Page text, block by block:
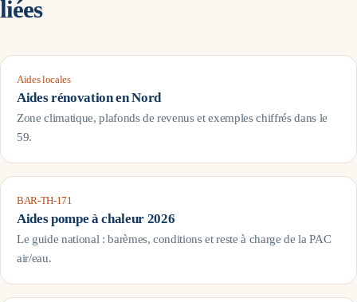
liées
Aides locales
Aides rénovation enNord
Zone climatique, plafonds de revenus et exemples chiffrés dans le
59.
BAR-TH-171
Aides pompe à chaleur 2026
Le guide national : barèmes, conditions et reste à charge de la PAC
air/eau.